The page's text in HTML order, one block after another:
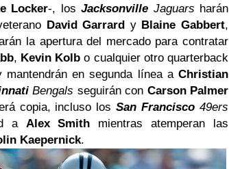
Locker-, losJacksonville Jaguars harán
David Garrard y Blaine Gabbert,
la apertura del mercado para contratar
, Kevin Kolb o cualquier otro quarterback
mantendrán en segunda línea a Christian
Bengals seguirán con Carson Palmer
copia, incluso losSan Francisco 49ers
a Alex Smith mientras atemperan las
Kaepernick.